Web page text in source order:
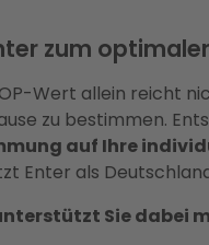
zum
Wert allein reicht
zu bestimmen.
auf Ihre
Enter als
Sie dabei